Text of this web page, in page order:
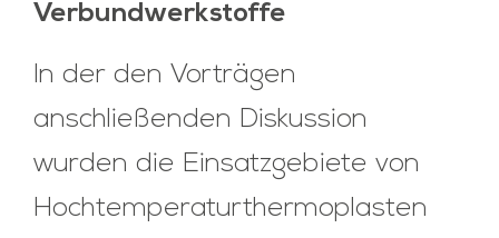
Verbundwerkstoffe
In der den Vorträgen
anschließenden Diskussion
wurden die Einsatzgebiete von
Hochtemperaturthermoplasten